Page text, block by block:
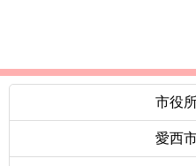
市役
愛西